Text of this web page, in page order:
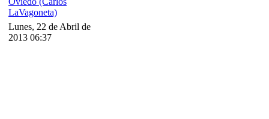
LaVagoneta)
Lunes, 22 de Abril de
2013 06:37